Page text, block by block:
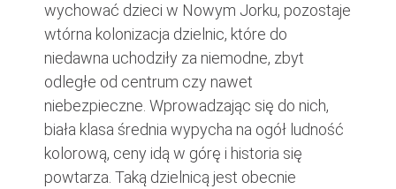
wychować dzieci w Nowym Jorku, pozostaje
wtórna kolonizacja dzielnic, które do
niedawna uchodziły za niemodne, zbyt
odległe od centrum czy nawet
niebezpieczne. Wprowadzając się do nich,
biała klasa średnia wypycha na ogół ludność
kolorową, ceny idą w górę i historia się
powtarza. Taką dzielnicą jest obecnie